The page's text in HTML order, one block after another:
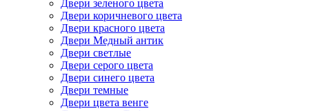
Двери зеленого цвета
Двери коричневого цвета
Двери красного цвета
Двери Медный антик
Двери светлые
Двери серого цвета
Двери синего цвета
Двери темные
Двери цвета венге